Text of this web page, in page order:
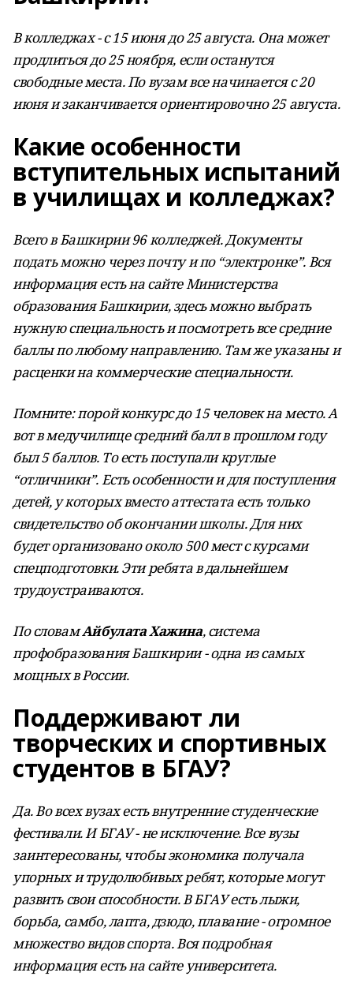
В колледжах - с 15 июня до 25 августа. Она может
продлиться до 25 ноября, если останутся
свободные места. По вузам все начинается с 20
июня и заканчивается ориентировочно 25 августа.
Какие особенности
вступительных испытаний
в училищах и колледжах?
Всего в Башкирии 96 колледжей. Документы
подать можно через почту и по “электронке”. Вся
информация есть на сайте Министерства
образования Башкирии, здесь можно выбрать
нужную специальность и посмотреть все средние
баллы по любому направлению. Там же указаны и
расценки на коммерческие специальности.
Помните: порой конкурс до 15 человек на место. А
вот в медучилище средний балл в прошлом году
был 5 баллов. То есть поступали круглые
“отличники”. Есть особенности и для поступления
детей, у которых вместо аттестата есть только
свидетельство об окончании школы. Для них
будет организовано около 500 мест с курсами
спецподготовки. Эти ребята в дальнейшем
трудоустраиваются.
По словамАйбулата Хажина, система
профобразования Башкирии - одна из самых
мощных в России.
Поддерживают ли
творческих и спортивных
студентов в БГАУ?
Да. Во всех вузах есть внутренние студенческие
фестивали. И БГАУ - не исключение. Все вузы
заинтересованы, чтобы экономика получала
упорных и трудолюбивых ребят, которые могут
развить свои способности. В БГАУ есть лыжи,
борьба, самбо, лапта, дзюдо, плавание - огромное
множество видов спорта. Вся подробная
информация есть на сайте университета.